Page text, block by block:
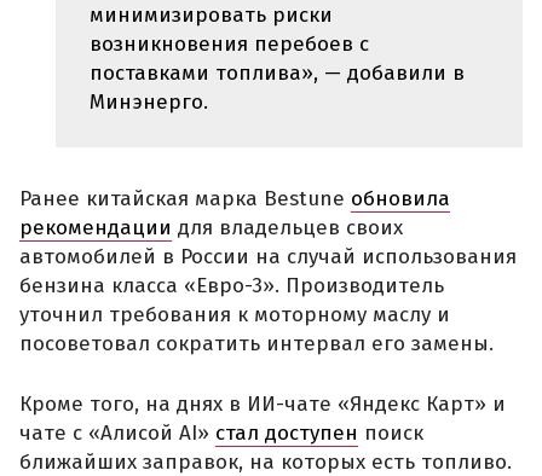
минимизировать риски
возникновения перебоев с
поставками топлива», — добавили в
Минэнерго.
Ранее китайская марка Bestune обновила
рекомендации для владельцев своих
автомобилей в России на случай использования
бензина класса «Евро-3». Производитель
уточнил требования к моторному маслу и
посоветовал сократить интервал его замены.
Кроме того, на днях в ИИ-чате «Яндекс Карт» и
чате с «Алисой AI» стал доступен поиск
ближайших заправок, на которых есть топливо.